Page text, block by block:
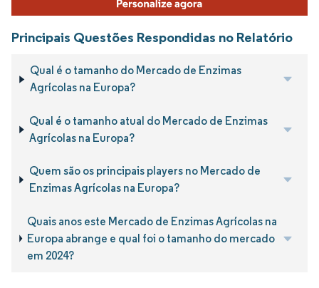
Principais Questões Respondidas no Relatório
Qual é o tamanho do Mercado de Enzimas
Agrícolas na Europa?
Qual é o tamanho atual do Mercado de Enzimas
Agrícolas na Europa?
Quem são os principais players no Mercado de
Enzimas Agrícolas na Europa?
Quais anos este Mercado de Enzimas Agrícolas na
Europa abrange e qual foi o tamanho do mercado
em 2024?